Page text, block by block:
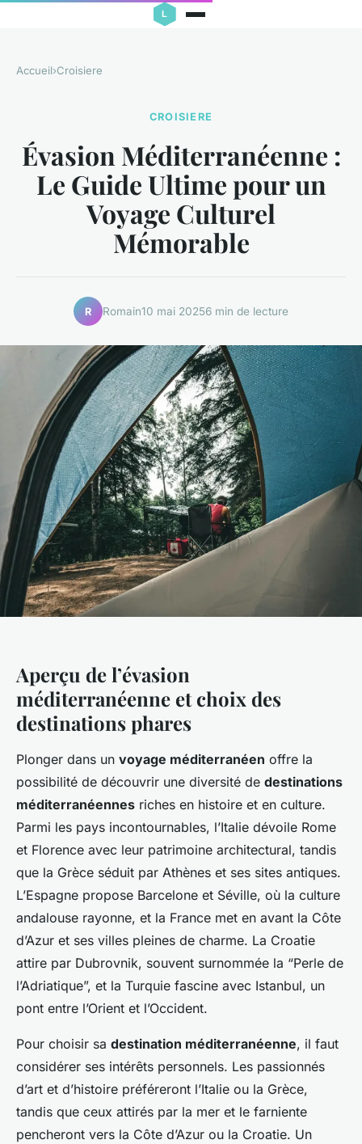
Accueil›Croisiere
CROISIERE
Évasion Méditerranéenne :
Le Guide Ultime pour un
Voyage Culturel
Mémorable
R Romain10 mai 20256 min de lecture
Aperçu de l’évasion
méditerranéenne et choix des
destinations phares
Plonger dans un voyage méditerranéen offre la
possibilité de découvrir une diversité de destinations
méditerranéennes riches en histoire et en culture.
Parmi les pays incontournables, l’Italie dévoile Rome
et Florence avec leur patrimoine architectural, tandis
que la Grèce séduit par Athènes et ses sites antiques.
L’Espagne propose Barcelone et Séville, où la culture
andalouse rayonne, et la France met en avant la Côte
d’Azur et ses villes pleines de charme. La Croatie
attire par Dubrovnik, souvent surnommée la “Perle de
l’Adriatique”, et la Turquie fascine avec Istanbul, un
pont entre l’Orient et l’Occident.
Pour choisir sa destination méditerranéenne, il faut
considérer ses intérêts personnels. Les passionnés
d’art et d’histoire préféreront l’Italie ou la Grèce,
tandis que ceux attirés par la mer et le farniente
pencheront vers la Côte d’Azur ou la Croatie. Un